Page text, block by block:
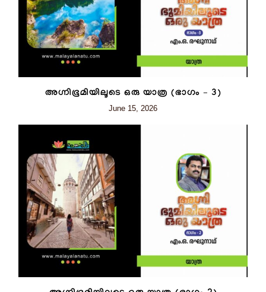
അഗ്നിഭൂമിയിലൂടെ ഒരു യാത്ര (ഭാഗം – 3)
June 15, 2026